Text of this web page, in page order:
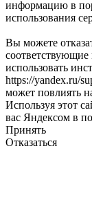
информацию в
использования
Вы можете
использовать
https://yandex.ru/
может повлиять
Используя этот
вас Яндексом в
Принять
Отказаться